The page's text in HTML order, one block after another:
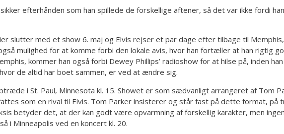
efterhånden som han spillede de forskellige aftener, så det var ikke fordi
slutter med et show 6. maj og Elvis rejser et par dage efter tilbage til
mulighed for at komme forbi den lokale avis, hvor han fortæller at han rigtig
kommer han også forbi Dewey Phillips’ radioshow for at hilse på, inden
de altid har boet sammen, er ved at ændre sig.
i St. Paul, Minnesota kl. 15. Showet er som sædvanligt arrangeret af Tom
som en rival til Elvis. Tom Parker insisterer og står fast på dette format, på
betyder det, at der kan godt være opvarmning af forskellig karakter, men
i Minneapolis ved en koncert kl. 20.